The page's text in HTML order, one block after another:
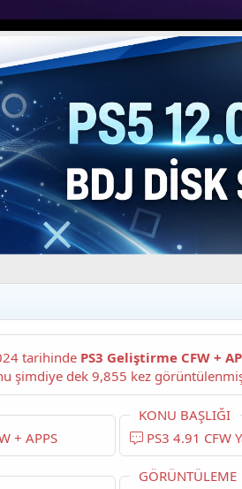
tarihinde PS3 Geliştirme CFW +
+ APPS
KONU BAŞLIĞI
PS3 4.91 CFW
GÖRÜNTÜLEME